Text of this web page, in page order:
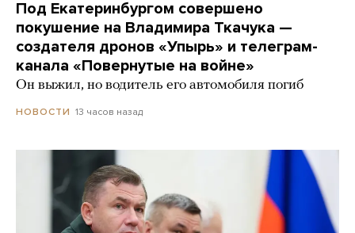
Под Екатеринбургом совершено
покушение на Владимира Ткачука —
создателя дронов «Упырь» и телеграм-
канала «Повернутые на войне»
Он выжил, но водитель его автомобиля погиб
НОВОСТИ 13 часов назад